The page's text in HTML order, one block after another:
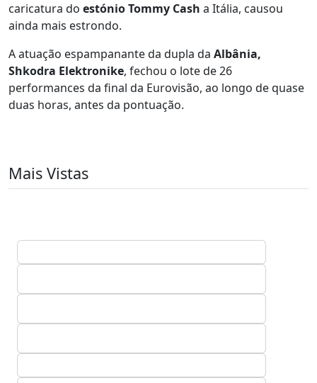
caricatura do estónio Tommy Cash a Itália, causou
ainda mais estrondo.
A atuação espampanante da dupla da Albânia,
Shkodra Elektronike, fechou o lote de 26
performances da final da Eurovisão, ao longo de quase
duas horas, antes da pontuação.
Mais Vistas